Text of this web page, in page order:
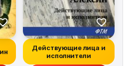
Действующие лица и
исполнители